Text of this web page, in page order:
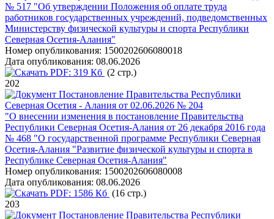
№ 517 "Об утверждении Положения об оплате труда
работников государственных учреждений, подведомственных
Министерству физической культуры и спорта Республики
Северная Осетия-Алания"
Номер опубликования: 1500202606080018
Дата опубликования: 08.06.2026
PDF: 319 Кб (2 стр.)
202
Постановление Правительства Республики
Северная Осетия - Алания от 02.06.2026 № 204
"О внесении изменения в постановление Правительства
Республики Северная Осетия-Алания от 26 декабря 2016 года
№ 468 "О государственной программе Республики Северная
Осетия-Алания "Развитие физической культуры и спорта в
Республике Северная Осетия-Алания"
Номер опубликования: 1500202606080008
Дата опубликования: 08.06.2026
PDF: 1586 Кб (16 стр.)
203
Постановление Правительства Республики